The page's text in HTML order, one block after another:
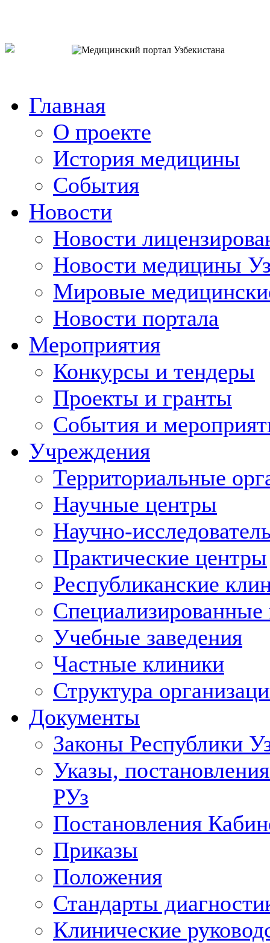
Главная
О проекте
История медицины
События
Новости
Новости
Новости медицины
Мировые
Новости портала
Мероприятия
Конкурсы и тендеры
Проекты и гранты
События и
Учреждения
Территориальные
Научные центры
Научно-
Практические центры
Республиканские
Учебные заведения
Частные клиники
Структура
Документы
Законы Республики
Указы,
РУз
Постановления
Приказы
Положения
Стандарты
Клинические